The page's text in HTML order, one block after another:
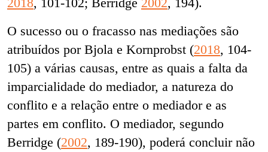
O sucesso ou o fracasso nas mediações são
atribuídos por Bjola e Kornprobst (2018, 104-
105) a várias causas, entre as quais a falta da
imparcialidade do mediador, a natureza do
conflito e a relação entre o mediador e as
partes em conflito. O mediador, segundo
Berridge (2002, 189-190), poderá concluir não